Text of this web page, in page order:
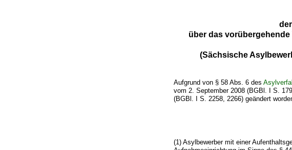
über das
(Sächsische
Aufgrund von § 58 Abs. 6 des
vom 2. September 2008 (BGBl. I S.
(BGBl. I S. 2258, 2266) geändert
(1) Asylbewerber mit einer